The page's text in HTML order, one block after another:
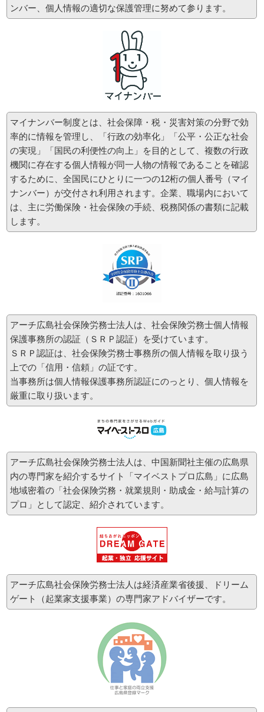
お申し込みは、上記資料裏面をプリントアウトして頂き,
（FAX 082-222-6006）をお願い致します。
平成25年12月3日（火）に厚生労働省 主催で、【厚生労働省主催セミナー】「休暇制度
詳細、お申込みは、こちらの資料をご覧ください。
資料
なお、【参加者特典】としまして、「導入企業20社をレポートした事例集」をもれなく進
呈致します。
お申し込みは、上記資料をプリントアウトして頂き,（FAX 082-222-8802）へファックス
申し込みをお願い致します。
平成25年12月10日（火）に全国地方新聞社連合会 主催で、中小企業庁が実施する、各種の
中小企業支援施策の説明とともに、「未来の企業応援セミナー」と題して、弊社 所長 特定
社会保険労務士 遠地 謙介が専門家支援機関パネリストとして登壇致します。
資料
（平成25年11月15日 中国新聞朝刊）
お申し込みは、お申込みページより、お申し込みをお願い致します。
【セミナー情報】
平成25年9月19日（水）に広島商工会議所様主催で、「こんなにある！使い勝手のよい助
社会保険労務士 遠地 謙介が2013年度に新たに創設された助成金、企業・病院にとって使
いやすい助成金のセミナー講師を行います。
詳細、お申込みはこちらの資料をご覧ください。
資料表面 資料裏面
お申し込みは、上記資料裏面をプリントアウトして頂き,
広島商工会議所様へファックス申し込み
（FAX 082-222-6006）をお願い致します。
い助成金・給付金活用術」と題して、助成金・給付金活用セミナーを行います。その中で
第1部として弊社 所長 特定社会保険労務士 遠地 謙介が2012年度に新たに創設され
た助成金、企業・病院にとって使いやすい助成金の受給できるテクニックを交えたセミナ
ー講師を行います。セミナー終了後に第2部として、参加者による情報交換会が開催されま
詳細、お申込みはこちらの資料をご覧ください。
お申し込みは、上記資料裏面をプリントアウトして頂き,
へファックス申し込み
（FAX 082-222-6006）をお願い致します。
2012-1-18
ンバー、個人情報の適切な保護管理に努めて参ります。
マイナンバー制度とは、社会保障・税・災害対策の分野で効
率的に情報を管理し、「行政の効率化」「公平・公正な社会
の実現」「国民の利便性の向上」を目的として、複数の行政
機関に存在する個人情報が同一人物の情報であることを確認
するために、全国民にひとりに一つの12桁の個人番号（マイ
ナンバー）が交付され利用されます。企業、職場内において
は、主に労働保険・社会保険の手続、税務関係の書類に記載
します。
アーチ広島社会保険労務士法人は、社会保険労務士個人情報
保護事務所の認証（ＳＲＰ認証）を受けています。
ＳＲＰ認証は、社会保険労務士事務所の個人情報を取り扱う
上での「信用・信頼」の証です。
当事務所は個人情報保護事務所認証にのっとり、個人情報を
厳重に取り扱います。
アーチ広島社会保険労務士法人は、中国新聞社主催の広島県
内の専門家を紹介するサイト「マイベストプロ広島」に広島
地域密着の「社会保険労務・就業規則・助成金・給与計算の
プロ」として認定、紹介されています。
アーチ広島社会保険労務士法人は経済産業省後援、ドリーム
ゲート（起業家支援事業）の専門家アドバイザーです。